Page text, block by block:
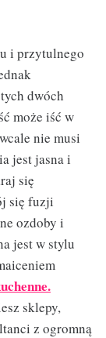
i przytulnego
dwóch
może iść w
nie musi
jest jasna i
się
się fuzji
ozdoby i
jest w stylu
sklepy,
z ogromną